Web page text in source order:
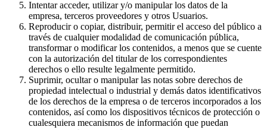
Intentar acceder, utilizar y/o manipular los datos de la
empresa, terceros proveedores y otros Usuarios.
Reproducir o copiar, distribuir, permitir el acceso del público a
través de cualquier modalidad de comunicación pública,
transformar o modificar los contenidos, a menos que se cuente
con la autorización del titular de los correspondientes
derechos o ello resulte legalmente permitido.
Suprimir, ocultar o manipular las notas sobre derechos de
propiedad intelectual o industrial y demás datos identificativos
de los derechos de la empresa o de terceros incorporados a los
contenidos, así como los dispositivos técnicos de protección o
cualesquiera mecanismos de información que puedan